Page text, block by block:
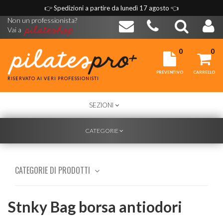
👉Spedizioni a partire da lunedì 17 agosto 👈
Non un professionista?
Vai a
RISERVATO AI VERI PROFESSIONISTI
0
PREVENTIVO
0
CARRELLO
TOGGLE
NAVIGATION
SEZIONI
TOGGLE
CATEGORIE
CATEGORIE DI PRODOTTI
Stnky Bag borsa antiodori